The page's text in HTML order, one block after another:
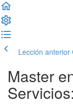
Lección anterior
Master